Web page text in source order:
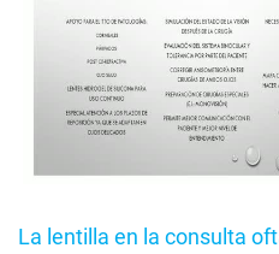
La lentilla en la consulta